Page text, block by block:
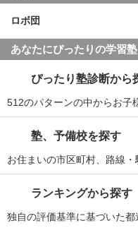
ロボ団
あなたにぴったりの学習
ぴったり塾診断から
512のパターンの中からお子
塾、予備校を探す
お住まいの市区町村、路線・
ランキングから探す
独自の評価基準に基づいた都